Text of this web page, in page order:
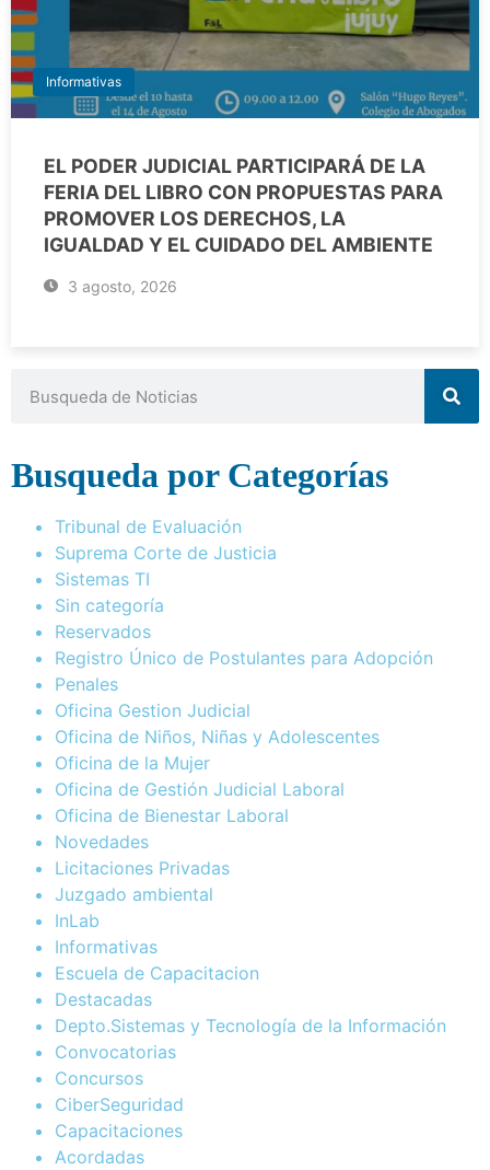
Informativas
EL PODER JUDICIAL PARTICIPARÁ DE LA
FERIA DEL LIBRO CON PROPUESTAS PARA
PROMOVER LOS DERECHOS, LA
IGUALDAD Y EL CUIDADO DEL AMBIENTE
3 agosto, 2026
Busqueda por Categorías
Tribunal de Evaluación
Suprema Corte de Justicia
Sistemas TI
Sin categoría
Reservados
Registro Único de Postulantes para Adopción
Penales
Oficina Gestion Judicial
Oficina de Niños, Niñas y Adolescentes
Oficina de la Mujer
Oficina de Gestión Judicial Laboral
Oficina de Bienestar Laboral
Novedades
Licitaciones Privadas
Juzgado ambiental
InLab
Informativas
Escuela de Capacitacion
Destacadas
Depto.Sistemas y Tecnología de la Información
Convocatorias
Concursos
CiberSeguridad
Capacitaciones
Acordadas